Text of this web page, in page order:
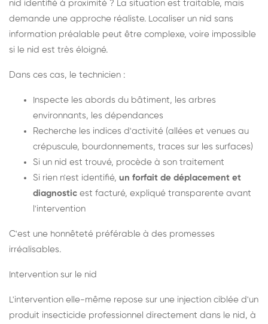
nid identifié à proximité ? La situation est traitable, mais
demande une approche réaliste. Localiser un nid sans
information préalable peut être complexe, voire impossible
si le nid est très éloigné.
Dans ces cas, le technicien :
Inspecte les abords du bâtiment, les arbres
environnants, les dépendances
Recherche les indices d'activité (allées et venues au
crépuscule, bourdonnements, traces sur les surfaces)
Si un nid est trouvé, procède à son traitement
Si rien n'est identifié, un forfait de déplacement et
diagnostic est facturé, expliqué transparente avant
l'intervention
C'est une honnêteté préférable à des promesses
irréalisables.
Intervention sur le nid
L'intervention elle-même repose sur une injection ciblée d'un
produit insecticide professionnel directement dans le nid, à